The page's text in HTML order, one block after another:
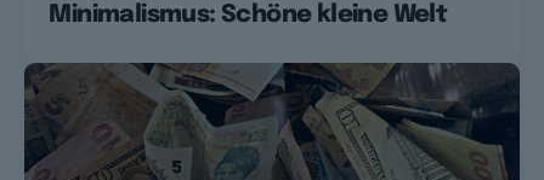
Minimalismus: Schöne kleine Welt